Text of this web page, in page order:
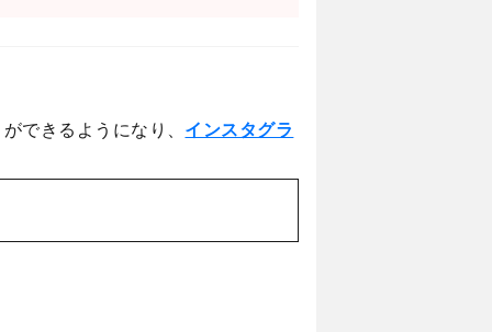
できるようになり、 インスタグラ